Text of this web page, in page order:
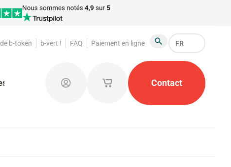
b-token b-vert ! FAQ Paiement en ligne
Chercher
FR
foraines Jetons de garde-robe Produits
Connectez-vousMes paniers d'achat enregistrés
Contact